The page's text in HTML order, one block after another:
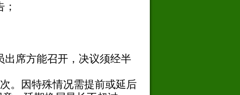
席方能召开，决议须经半
。因特殊情况需提前或延后